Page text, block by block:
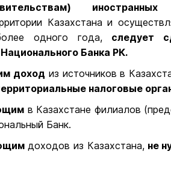
Казахстана и
одного года, следует
Банка РК.
доход из источников в
налоговые
в Казахстане филиалов
Банк.
доходов из Казахстана,не